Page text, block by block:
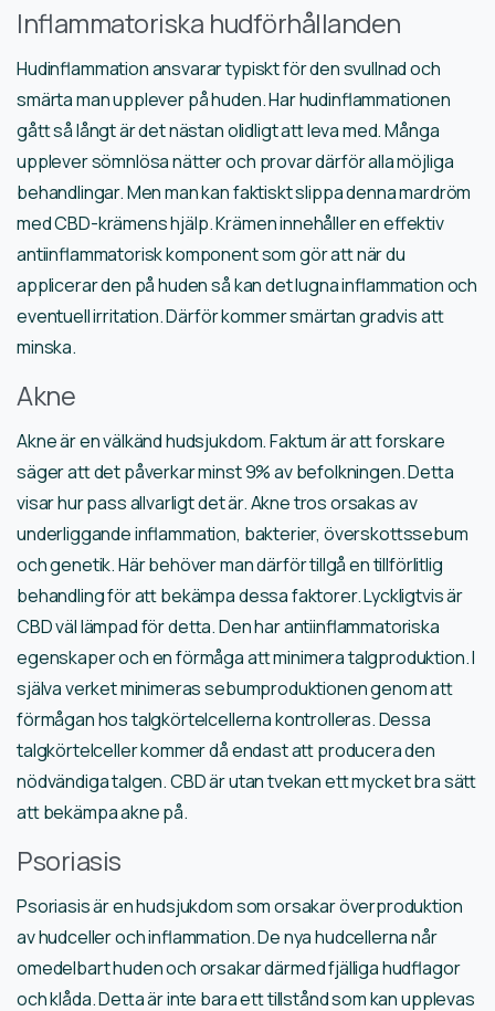
Inflammatoriska hudförhållanden
Hudinflammation ansvarar typiskt för den svullnad och
smärta man upplever på huden. Har hudinflammationen
gått så långt är det nästan olidligt att leva med. Många
upplever sömnlösa nätter och provar därför alla möjliga
behandlingar. Men man kan faktiskt slippa denna mardröm
med CBD-krämens hjälp. Krämen innehåller en effektiv
antiinflammatorisk komponent som gör att när du
applicerar den på huden så kan det lugna inflammation och
eventuell irritation. Därför kommer smärtan gradvis att
minska.
Akne
Akne är en välkänd hudsjukdom. Faktum är att forskare
säger att det påverkar minst 9% av befolkningen. Detta
visar hur pass allvarligt det är. Akne tros orsakas av
underliggande inflammation, bakterier, överskottssebum
och genetik. Här behöver man därför tillgå en tillförlitlig
behandling för att bekämpa dessa faktorer. Lyckligtvis är
CBD väl lämpad för detta. Den har antiinflammatoriska
egenskaper och en förmåga att minimera talgproduktion. I
själva verket minimeras sebumproduktionen genom att
förmågan hos talgkörtelcellerna kontrolleras. Dessa
talgkörtelceller kommer då endast att producera den
nödvändiga talgen. CBD är utan tvekan ett mycket bra sätt
att bekämpa akne på.
Psoriasis
Psoriasis är en hudsjukdom som orsakar överproduktion
av hudceller och inflammation. De nya hudcellerna når
omedelbart huden och orsakar därmed fjälliga hudflagor
och klåda. Detta är inte bara ett tillstånd som kan upplevas